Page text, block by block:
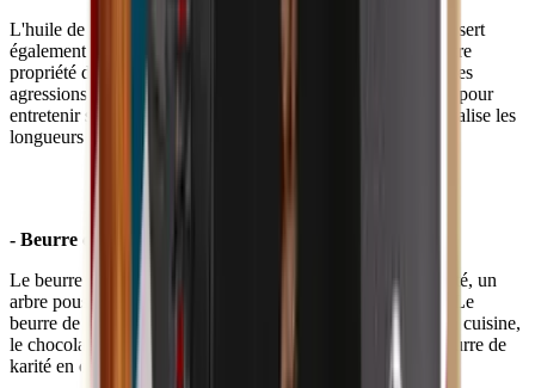
L'huile de jojoba permet d'apaiser les peaux sensibles. Cela sert
également à atténuer les cicatrices et les vergetures. Une autre
propriété de l'huile de jojoba est de protéger la peau contre les
agressions extérieures. L'huile de jojoba peut s'utiliser aussi pour
entretenir ses cheveux. En effet, elle nourrit, protège et revitalise les
longueurs et les pointes.
- Beurre de karité
Le beurre de karité est une huile végétale provenant du karité, un
arbre poussant majoritairement dans les savanes africaines. Le
beurre de karité peut être utilisé dans différents domaines: la cuisine,
le chocolat ou encore les cosmétiques. Les propriétés du beurre de
karité en cosmétiques sont nombreuses: